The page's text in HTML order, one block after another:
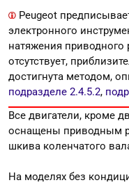
Peugeot
электронного
натяжения приводного
отсутствует,
достигнута методом,
подразделе 2.4.5.2,
Все двигатели, кроме
оснащены приводным
шкива коленчатого
На моделях без